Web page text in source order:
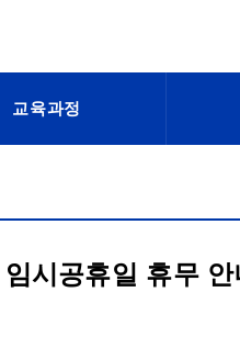
교육과정
시공휴일 휴무